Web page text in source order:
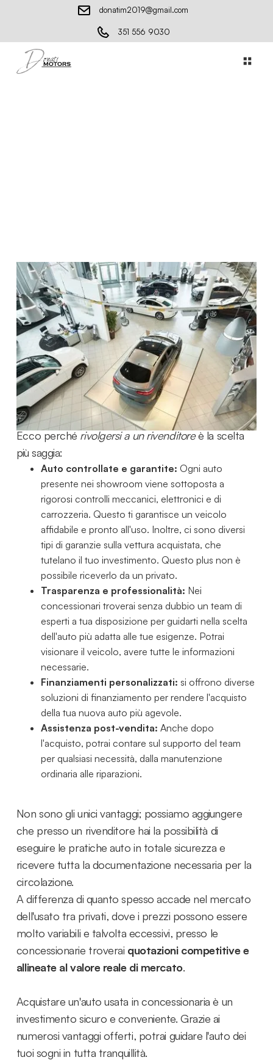
donatim2019@gmail.com
351 556 9030
Dove comprare le auto
usate?
Stai cercando un'auto usata ma non sai da dove
iniziare? La scelta è ampia: annunci online, privati,
concessionarie... Ma qual è l'opzione migliore per
garantirsi un acquisto sicuro e senza sorprese?
Acquistare un'auto usata da un privato può
sembrare allettante, ma nasconde spesso insidie.
Ecco perché rivolgersi a un rivenditoreè la scelta
più saggia:
Auto controllate e garantite: Ogni auto
presente nei showroom viene sottoposta a
rigorosi controlli meccanici, elettronici e di
carrozzeria. Questo ti garantisce un veicolo
affidabile e pronto all'uso. Inoltre, ci sono diversi
tipi di garanzie sulla vettura acquistata, che
tutelano il tuo investimento. Questo plus non è
possibile riceverlo da un privato.
Trasparenza e professionalità: Nei
concessionari troverai senza dubbio un team di
esperti a tua disposizione per guidarti nella scelta
dell'auto più adatta alle tue esigenze. Potrai
visionare il veicolo, avere tutte le informazioni
necessarie.
Finanziamenti personalizzati: si offrono diverse
soluzioni di finanziamento per rendere l'acquisto
della tua nuova auto più agevole.
Assistenza post-vendita: Anche dopo
l'acquisto, potrai contare sul supporto del team
per qualsiasi necessità, dalla manutenzione
ordinaria alle riparazioni.
Non sono gli unici vantaggi; possiamo aggiungere
che presso un rivenditore hai la possibilità di
eseguire le pratiche auto in totale sicurezza e
ricevere tutta la documentazione necessaria per la
circolazione.
A differenza di quanto spesso accade nel mercato
dell'usato tra privati, dove i prezzi possono essere
molto variabili e talvolta eccessivi, presso le
concessionarie troverai quotazioni competitive e
allineate al valore reale di mercato.
Acquistare un'auto usata in concessionaria è un
investimento sicuro e conveniente. Grazie ai
numerosi vantaggi offerti, potrai guidare l'auto dei
tuoi sogni in tutta tranquillità.